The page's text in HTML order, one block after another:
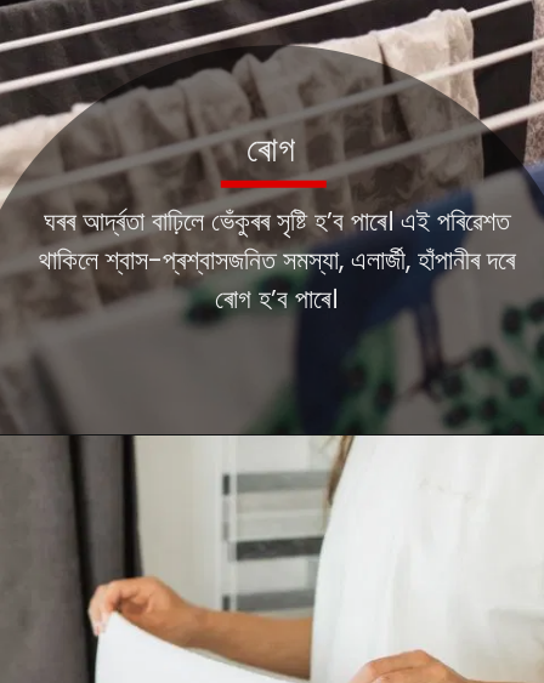
ঘৰৰ আৰ্দ্ৰতা বাঢ়িলে ভেঁকুৰৰ সৃষ্টি হ’ব পাৰে। এই পৰিৱেশত
থাকিলে শ্বাস-প্ৰশ্বাসজনিত সমস্যা, এলাৰ্জী, হাঁপানীৰ দৰে
ৰোগ হ’ব পাৰে।
ৰোগ